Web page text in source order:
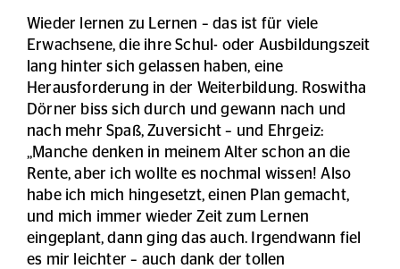
Wieder lernen zu Lernen – das ist für viele
Erwachsene, die ihre Schul- oder Ausbildungszeit
lang hinter sich gelassen haben, eine
Herausforderung in der Weiterbildung. Roswitha
Dörner biss sich durch und gewann nach und
nach mehr Spaß, Zuversicht – und Ehrgeiz:
„Manche denken in meinem Alter schon an die
Rente, aber ich wollte es nochmal wissen! Also
habe ich mich hingesetzt, einen Plan gemacht,
und mich immer wieder Zeit zum Lernen
eingeplant, dann ging das auch. Irgendwann fiel
es mir leichter – auch dank der tollen